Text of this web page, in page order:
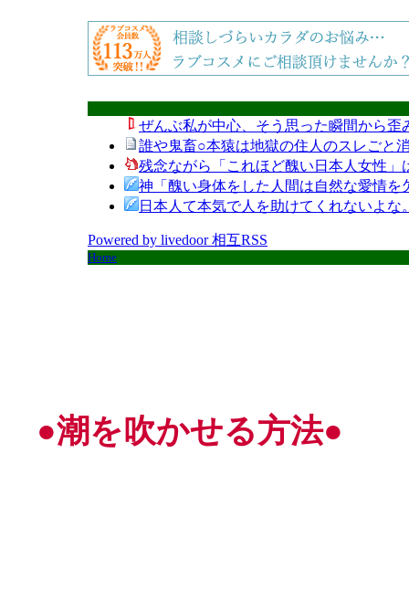
ぜんぶ私が中心、そう思った瞬間から歪
誰や鬼畜○本猿は地獄の住人のスレごと
残念ながら「これほど醜い日本人女性
神「醜い身体をした人間は自然な愛情を
日本人て本気で人を助けてくれないよ
Powered by livedoor 相互RSS
Home
●潮を吹かせる方法●